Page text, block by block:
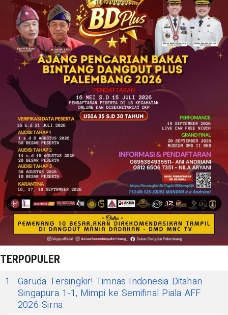
TERPOPULER
1
Garuda Tersingkir! Timnas Indonesia Ditahan
Singapura 1-1, Mimpi ke Semifinal Piala AFF
2026 Sirna